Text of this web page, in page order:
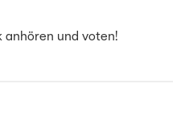
anhören und voten!